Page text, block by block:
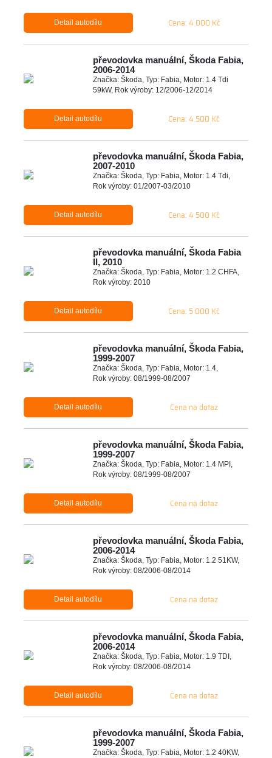
Detail autodílu Cena: 4 000 Kč
převodovka manuální, Škoda Fabia,
2006-2014
Značka: Škoda, Typ: Fabia, Motor: 1.4 Tdi
59kW, Rok výroby: 12/2006-12/2014
Detail autodílu Cena: 4 500 Kč
převodovka manuální, Škoda Fabia,
2007-2010
Značka: Škoda, Typ: Fabia, Motor: 1.4 Tdi,
Rok výroby: 01/2007-03/2010
Detail autodílu Cena: 4 500 Kč
převodovka manuální, Škoda Fabia
II, 2010
Značka: Škoda, Typ: Fabia, Motor: 1.2 CHFA,
Rok výroby: 2010
Detail autodílu Cena: 5 000 Kč
převodovka manuální, Škoda Fabia,
1999-2007
Značka: Škoda, Typ: Fabia, Motor: 1.4,
Rok výroby: 08/1999-08/2007
Detail autodílu Cena na dotaz
převodovka manuální, Škoda Fabia,
1999-2007
Značka: Škoda, Typ: Fabia, Motor: 1.4 MPI,
Rok výroby: 08/1999-08/2007
Detail autodílu Cena na dotaz
převodovka manuální, Škoda Fabia,
2006-2014
Značka: Škoda, Typ: Fabia, Motor: 1.2 51KW,
Rok výroby: 08/2006-08/2014
Detail autodílu Cena na dotaz
převodovka manuální, Škoda Fabia,
2006-2014
Značka: Škoda, Typ: Fabia, Motor: 1.9 TDI,
Rok výroby: 08/2006-08/2014
Detail autodílu Cena na dotaz
převodovka manuální, Škoda Fabia,
1999-2007
Značka: Škoda, Typ: Fabia, Motor: 1.2 40KW,